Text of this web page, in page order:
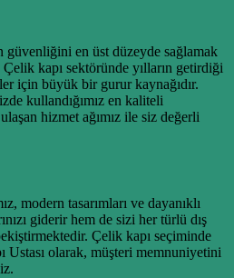
en üst düzeyde sağlamak
kapı sektöründe yılların getirdiği
için büyük bir gurur kaynağıdır.
kullandığımız en kaliteli
hizmet ağımız ile siz değerli
modern tasarımları ve dayanıklı
giderir hem de sizi her türlü dış
Çelik kapı seçiminde
olarak, müşteri memnuniyetini